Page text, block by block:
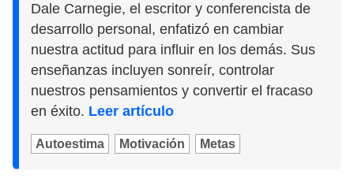
Dale Carnegie, el escritor y conferencista de
desarrollo personal, enfatizó en cambiar
nuestra actitud para influir en los demás. Sus
enseñanzas incluyen sonreír, controlar
nuestros pensamientos y convertir el fracaso
en éxito. Leer artículo
Autoestima Motivación Metas